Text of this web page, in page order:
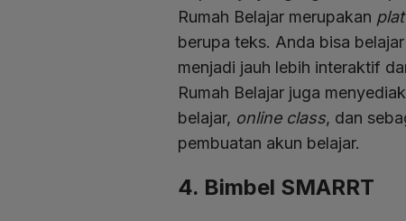
Rumah Belajar merupakan
berupa teks. Anda bisa
menjadi jauh lebih interaktif
Rumah Belajar juga
belajar, online class, dan
pembuatan akun belajar.
4. Bimbel SMARRT